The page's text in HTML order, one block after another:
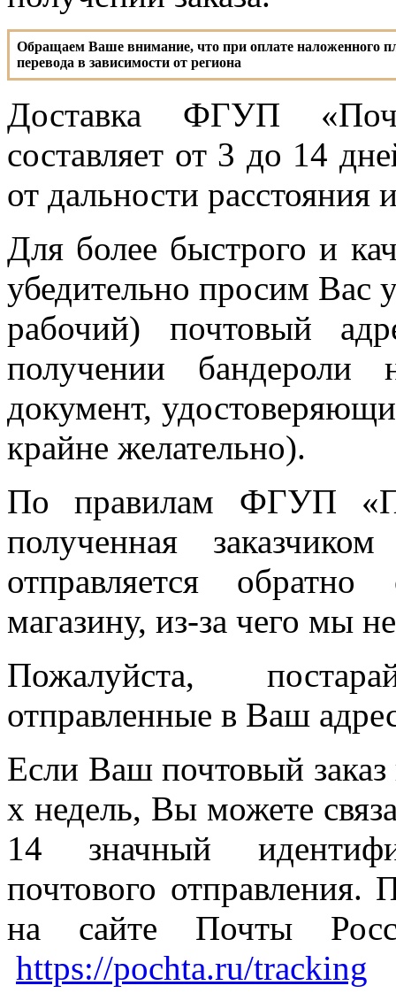
Обращаем Ваше внимание, что при оплате наложенного
перевода в зависимости от региона
Доставка ФГУП
составляет от 3 до 14
от дальности
Для более быстрого и
убедительно просим Вас
рабочий) почтовый
получении
документ,
крайне желательно).
По правилам ФГУП
полученная
отправляется
магазину, из-за чего мы
Пожалуйста,
отправленные в Ваш
Если Ваш почтовый
х недель, Вы можете
14 значный
почтового
на сайте Почты
https://pochta.ru/tracking